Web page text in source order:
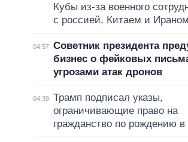
Кубы из-за военного
с россией, Китаем и Ираном
04:57 Советник президента
бизнес о фейковых
угрозами атак дронов
04:39 Трамп подписал указы,
ограничивающие право на
гражданство по рождению